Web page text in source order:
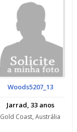
Woods5207_13
Jarrad, 33 anos
Gold Coast, Austrália